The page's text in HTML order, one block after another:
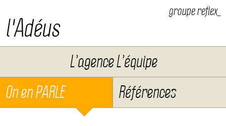
l'Adéus
groupe reflex_
L’agence L’équipe
On en PARLE
Références